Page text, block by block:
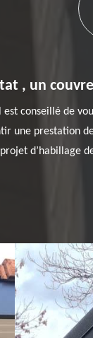
, un
conseillé de
une prestation